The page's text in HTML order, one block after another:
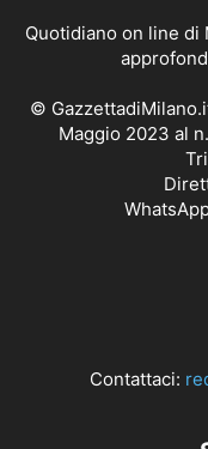
Quotidiano on line di
©
Maggio 2023 al
Contattaci: